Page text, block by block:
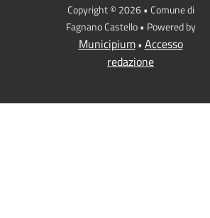
Copyright © 2026 • Comune di
Fagnano Castello • Powered by
Municipium• Accesso
redazione